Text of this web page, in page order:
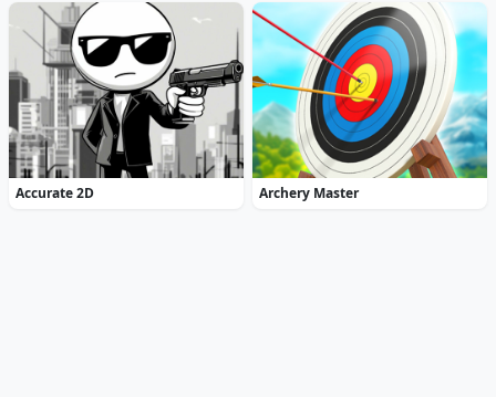
Accurate 2D Archery Master